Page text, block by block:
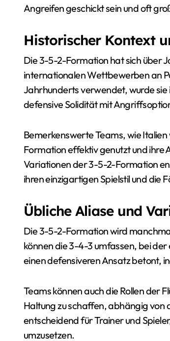
Angreifen geschickt sein und oft
Historischer Kontext
Die 3-5-2-Formation hat sich über
internationalen Wettbewerben an
Jahrhunderts verwendet, wurde sie
defensive Solidität mit
Bemerkenswerte Teams, wie
Formation effektiv genutzt und ihre
Variationen der 3-5-2-Formation
ihren einzigartigen Spielstil und die
Übliche Aliase und
Die 3-5-2-Formation wird
können die 3-4-3 umfassen, bei
einen defensiveren Ansatz betont,
Teams können auch die Rollen der
Haltung zu schaffen, abhängig von
entscheidend für Trainer und
umzusetzen.